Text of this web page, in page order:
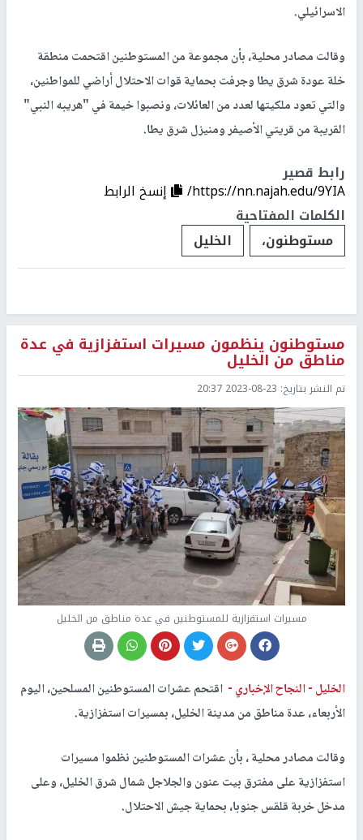
الاسرائيلي.
وقالت مصادر محلية، بأن مجموعة من المستوطنين اقتحمت منطقة
خلة عودة شرق يطا وجرفت بحماية قوات الاحتلال أراضي للمواطنين،
والتي تعود ملكيتها لعدد من العائلات، ونصبوا خيمة في "هريبه النبي"
القريبة من قريتي الأصيفر ومنيزل شرق يطا.
رابط قصير
https://nn.najah.edu/9YIA/
إنسخ الرابط
الكلمات المفتاحية
مستوطنون،
الخليل
مستوطنون ينظمون مسيرات استفزازية في عدة
مناطق من الخليل
تم النشر بتاريخ: 2023-08-23 20:37
مسيرات استفزازية للمستوطنين في عدة مناطق من الخليل
الخليل -النجاح الإخباري - اقتحم عشرات المستوطنين المسلحين، اليوم
الأربعاء، عدة مناطق من مدينة الخليل، بمسيرات استفزازية.
وقالت مصادر محلية ، بأن عشرات المستوطنين نظموا مسيرات
استفزازية على مفترق بيت عنون والجلاجل شمال شرق الخليل، وعلى
مدخل خربة قلقس جنوبا، بحماية جيش الاحتلال.